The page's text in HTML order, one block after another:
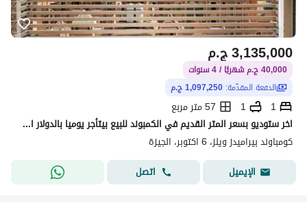
ج.م3,135,000
40,000 ج.م شهريًا / 4 سنوات
الدفعة المقدّمة: 1,097,250 ج.م
1
1
57 متر مربع
اخر ستوديو بسعر المتر القديم في الكمبوند للبيع بيتأجر يوميا بالدولار امام المتحف المصري وبجوار الاهرامات
كومباوند بيراميدز ويلز، 6 اكتوبر، الجيزة
الإيميل
اتصل